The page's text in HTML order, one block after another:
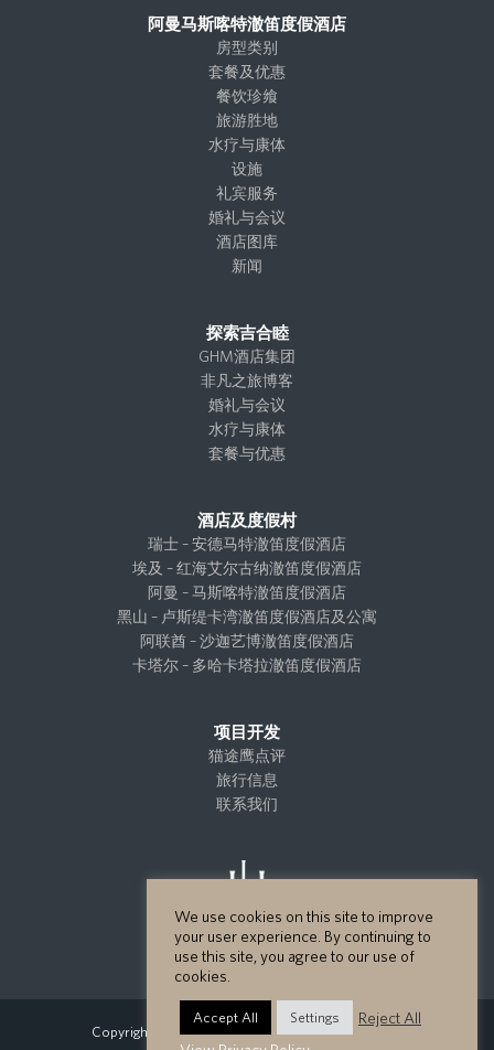
t
e
b
o
o
k
k
e
d
I
n
i
阿曼马斯喀特澈笛度假酒店
房型类别
套餐及优惠
餐饮珍飨
旅游胜地
水疗与康体
设施
礼宾服务
婚礼与会议
酒店图库
新闻
探索吉合睦
GHM酒店集团
非凡之旅博客
婚礼与会议
水疗与康体
套餐与优惠
酒店及度假村
瑞士 – 安德马特澈笛度假酒店
埃及 – 红海艾尔古纳澈笛度假酒店
阿曼 – 马斯喀特澈笛度假酒店
黑山 – 卢斯缇卡湾澈笛度假酒店及公寓
阿联酋 – 沙迦艺博澈笛度假酒店
卡塔尔 – 多哈卡塔拉澈笛度假酒店
项目开发
猫途鹰点评
旅行信息
联系我们
Copyright GHM Hotels 2026 - All Rights Reserved.
We use cookies on this site to improve
your user experience. By continuing to
use this site, you agree to our use of
cookies.
Accept All Settings
Reject All